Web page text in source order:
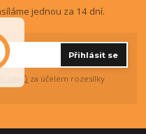
jednou za 14 dní.
Přihlásit se
údajů za účelem rozesílky